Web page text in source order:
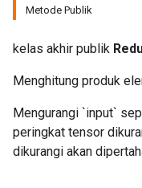
Metode Publik
kelas akhir publik
Menghitung produk
Mengurangi `input`
peringkat tensor
dikurangi akan